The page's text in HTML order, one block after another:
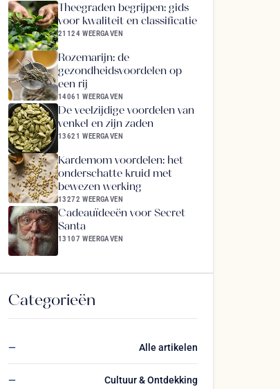
Theegraden begrijpen: gids
voor kwaliteit en classificatie
21124 WEERGAVEN
Rozemarijn: de
gezondheidsvoordelen op
een rij
14061 WEERGAVEN
De veelzijdige voordelen van
venkel en zijn zaden
13621 WEERGAVEN
Kardemom voordelen: het
onderschatte kruid met
bewezen werking
13272 WEERGAVEN
Cadeauïdeeën voor Secret
Santa
13107 WEERGAVEN
Categorieën
Alle artikelen
Cultuur & Ontdekking